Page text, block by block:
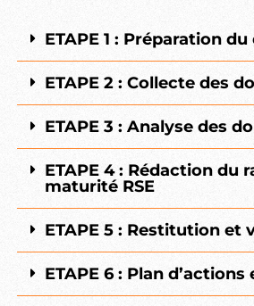
ETAPE 1 : Préparation
ETAPE 2 : Collecte des
ETAPE 3 : Analyse des
ETAPE 4 : Rédaction du
maturité RSE
ETAPE 5 : Restitution et
ETAPE 6 : Plan d’actions